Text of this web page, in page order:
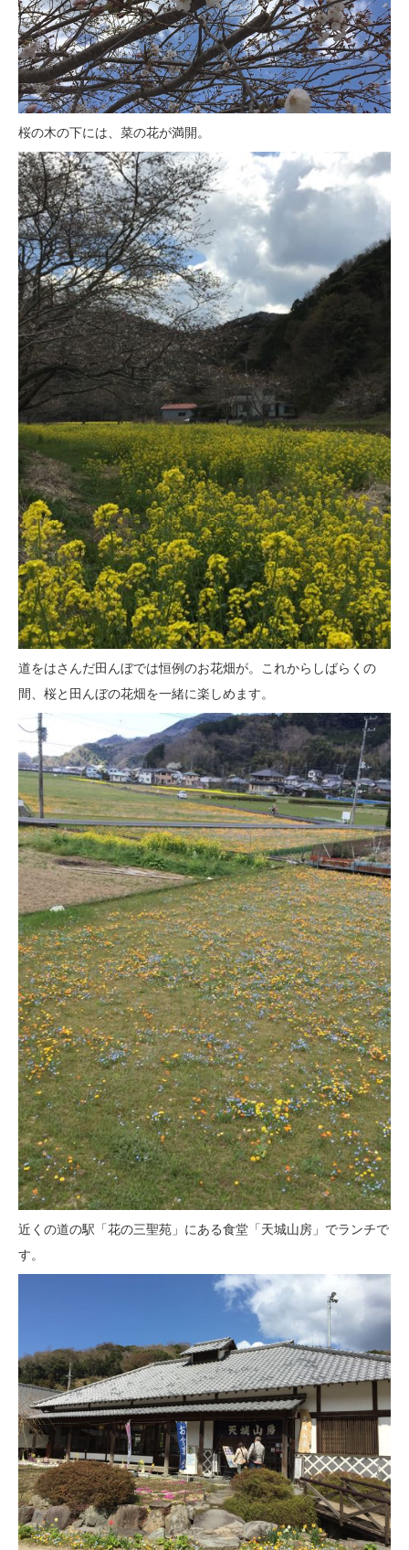
桜の木の下には、菜の花が満開。
道をはさんだ田んぼでは恒例のお花畑が。これからしばらくの
間、桜と田んぼの花畑を一緒に楽しめます。
近くの道の駅「花の三聖苑」にある食堂「天城山房」でランチで
す。